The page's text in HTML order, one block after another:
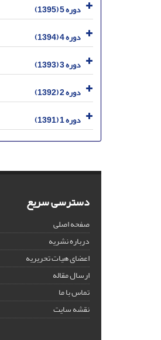
دوره 5 (1395)
دوره 4 (1394)
دوره 3 (1393)
دوره 2 (1392)
دوره 1 (1391)
دسترسی سریع
صفحه اصلی
درباره نشریه
اعضای هیات تحریریه
ارسال مقاله
تماس با ما
نقشه سایت